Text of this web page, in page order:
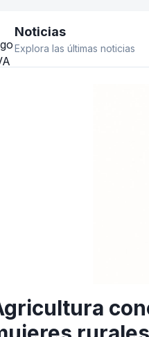
panel lateral
Noticias
Explora las últimas noticias